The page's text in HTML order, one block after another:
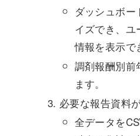
ダッシュボ
イズでき、ユ
情報を表示で
調剤報酬別前
ます。
必要な報告資料
全データを